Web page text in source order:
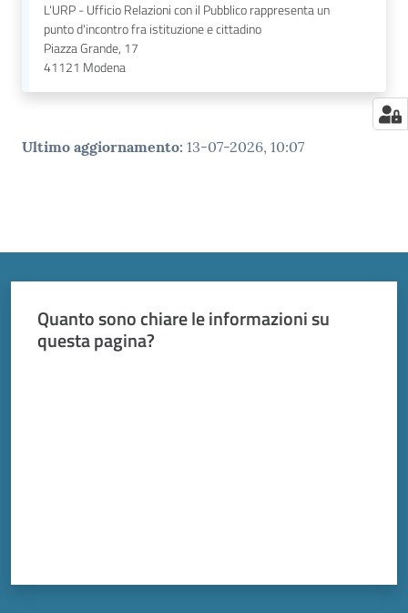
L'URP - Ufficio Relazioni con il Pubblico rappresenta un
punto d'incontro fra istituzione e cittadino
Piazza Grande, 17
41121 Modena
Ultimo aggiornamento: 13-07-2026, 10:07
Quanto sono chiare le informazioni su
questa pagina?